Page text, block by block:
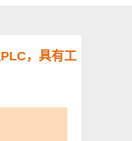
，具有工